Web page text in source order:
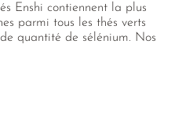
Enshi contiennent la plus
parmi tous les thés verts
quantité de sélénium. Nos